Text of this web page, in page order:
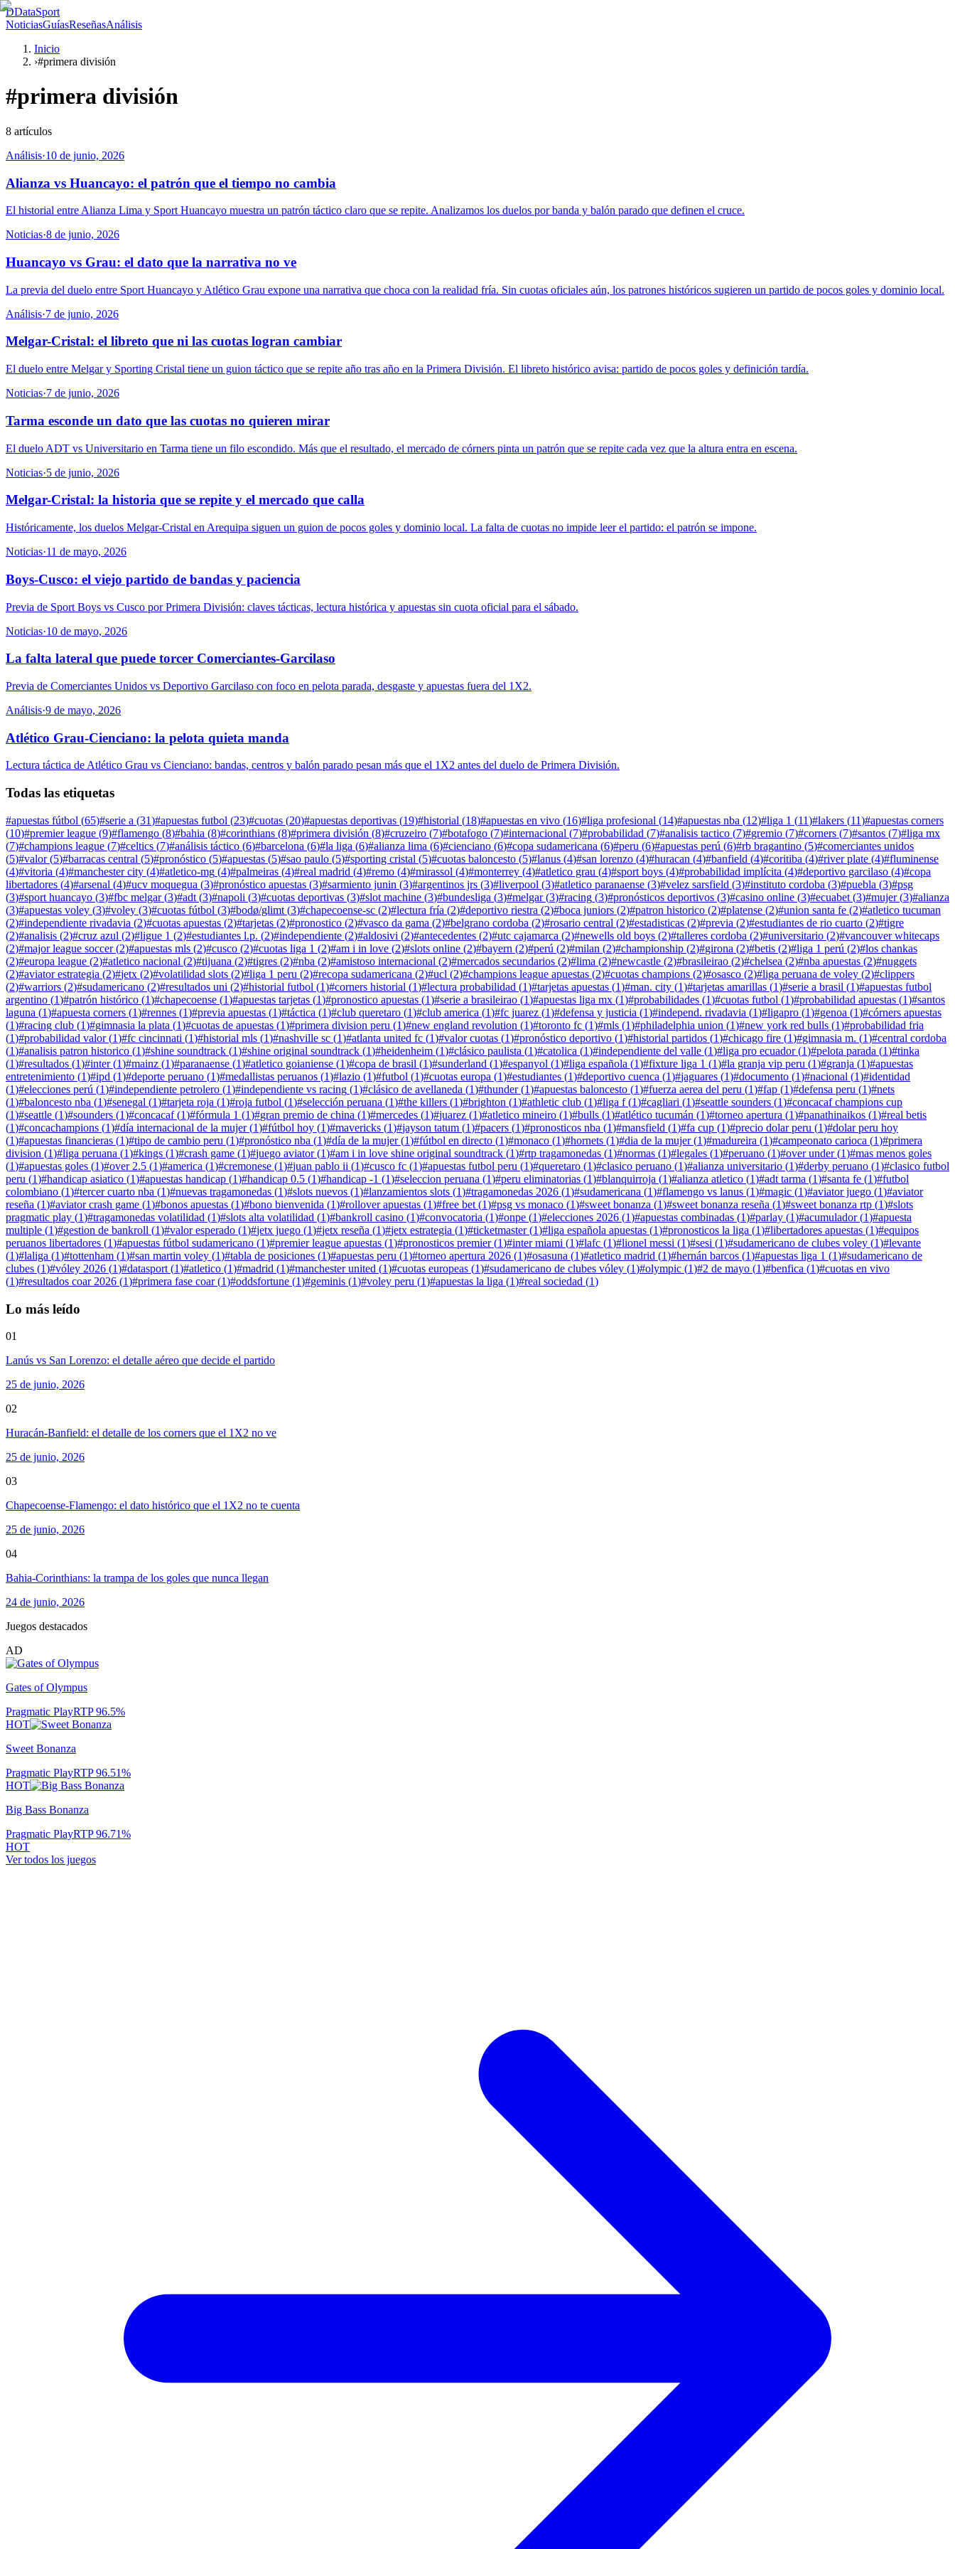
DDataSport
NoticiasGuíasReseñasAnálisis
Inicio
›#primera división
#primera división
8 artículos
Análisis·10 de junio, 2026
Alianza vs Huancayo: el patrón que el tiempo no cambia
El historial entre Alianza Lima y Sport Huancayo muestra un patrón táctico claro que se repite. Analizamos los duelos por banda y balón parado que definen el cruce.
Noticias·8 de junio, 2026
Huancayo vs Grau: el dato que la narrativa no ve
La previa del duelo entre Sport Huancayo y Atlético Grau expone una narrativa que choca con la realidad fría. Sin cuotas oficiales aún, los patrones históricos sugieren un partido de pocos goles y dominio local.
Análisis·7 de junio, 2026
Melgar-Cristal: el libreto que ni las cuotas logran cambiar
El duelo entre Melgar y Sporting Cristal tiene un guion táctico que se repite año tras año en la Primera División. El libreto histórico avisa: partido de pocos goles y definición tardía.
Noticias·7 de junio, 2026
Tarma esconde un dato que las cuotas no quieren mirar
El duelo ADT vs Universitario en Tarma tiene un filo escondido. Más que el resultado, el mercado de córners pinta un patrón que se repite cada vez que la altura entra en escena.
Noticias·5 de junio, 2026
Melgar-Cristal: la historia que se repite y el mercado que calla
Históricamente, los duelos Melgar-Cristal en Arequipa siguen un guion de pocos goles y dominio local. La falta de cuotas no impide leer el partido: el patrón se impone.
Noticias·11 de mayo, 2026
Boys-Cusco: el viejo partido de bandas y paciencia
Previa de Sport Boys vs Cusco por Primera División: claves tácticas, lectura histórica y apuestas sin cuota oficial para el sábado.
Noticias·10 de mayo, 2026
La falta lateral que puede torcer Comerciantes-Garcilaso
Previa de Comerciantes Unidos vs Deportivo Garcilaso con foco en pelota parada, desgaste y apuestas fuera del 1X2.
Análisis·9 de mayo, 2026
Atlético Grau-Cienciano: la pelota quieta manda
Lectura táctica de Atlético Grau vs Cienciano: bandas, centros y balón parado pesan más que el 1X2 antes del duelo de Primera División.
Todas las etiquetas
#apuestas fútbol (65)#serie a (31)#apuestas futbol (23)#cuotas (20)#apuestas deportivas (19)#historial (18)#apuestas en vivo (16)#liga profesional (14)#apuestas nba (12)#liga 1 (11)#lakers (11)#apuestas corners
(10)#premier league (9)#flamengo (8)#bahia (8)#corinthians (8)#primera división (8)#cruzeiro (7)#botafogo (7)#internacional (7)#probabilidad (7)#analisis tactico (7)#gremio (7)#corners (7)#santos (7)#liga mx
(7)#champions league (7)#celtics (7)#análisis táctico (6)#barcelona (6)#la liga (6)#alianza lima (6)#cienciano (6)#copa sudamericana (6)#peru (6)#apuestas perú (6)#rb bragantino (5)#comerciantes unidos
(5)#valor(5)#barracas central (5)#pronóstico (5)#apuestas (5)#sao paulo (5)#sporting cristal (5)#cuotas baloncesto (5)#lanus (4)#san lorenzo (4)#huracan (4)#banfield (4)#coritiba (4)#river plate (4)#fluminense
(4)#vitoria (4)#manchester city (4)#atletico-mg (4)#palmeiras (4)#real madrid (4)#remo (4)#mirassol (4)#monterrey (4)#atletico grau (4)#sport boys (4)#probabilidad implícita (4)#deportivo garcilaso (4)#copa
libertadores (4)#arsenal (4)#ucv moquegua (3)#pronóstico apuestas (3)#sarmiento junin (3)#argentinos jrs (3)#liverpool (3)#atletico paranaense (3)#velez sarsfield (3)#instituto cordoba (3)#puebla (3)#psg
(3)#sport huancayo (3)#fbc melgar(3)#adt (3)#napoli (3)#cuotas deportivas (3)#slot machine (3)#bundesliga (3)#melgar(3)#racing (3)#pronósticos deportivos (3)#casino online (3)#ecuabet (3)#mujer(3)#alianza
(3)#apuestas voley (3)#voley (3)#cuotas fútbol (3)#bodø/glimt (3)#chapecoense-sc (2)#lectura fría (2)#deportivo riestra (2)#boca juniors (2)#patron historico (2)#platense (2)#union santa fe (2)#atletico tucuman
(2)#independiente rivadavia (2)#cuotas apuestas (2)#tarjetas (2)#pronostico (2)#vasco da gama (2)#belgrano cordoba (2)#rosario central (2)#estadisticas (2)#previa (2)#estudiantes de rio cuarto (2)#tigre
(2)#analisis (2)#cruz azul (2)#ligue 1 (2)#estudiantes l.p. (2)#independiente (2)#aldosivi (2)#antecedentes (2)#utc cajamarca (2)#newells old boys (2)#talleres cordoba (2)#universitario (2)#vancouver whitecaps
(2)#major league soccer(2)#apuestas mls (2)#cusco (2)#cuotas liga 1 (2)#am i in love (2)#slots online (2)#bayern (2)#perú (2)#milan (2)#championship (2)#girona (2)#betis (2)#liga 1 perú (2)#los chankas
(2)#europa league (2)#atletico nacional (2)#tijuana (2)#tigres (2)#nba (2)#amistoso internacional (2)#mercados secundarios (2)#lima (2)#newcastle (2)#brasileirao (2)#chelsea (2)#nba apuestas (2)#nuggets
(2)#aviator estrategia (2)#jetx (2)#volatilidad slots (2)#liga 1 peru (2)#recopa sudamericana (2)#ucl (2)#champions league apuestas (2)#cuotas champions (2)#osasco (2)#liga peruana de voley (2)#clippers
(2)#warriors (2)#sudamericano (2)#resultados uni (2)#historial futbol (1)#corners historial (1)#lectura probabilidad (1)#tarjetas apuestas (1)#man. city (1)#tarjetas amarillas (1)#serie a brasil (1)#apuestas futbol
argentino (1)#patrón histórico (1)#chapecoense (1)#apuestas tarjetas (1)#pronostico apuestas (1)#serie a brasileirao (1)#apuestas liga mx (1)#probabilidades (1)#cuotas futbol (1)#probabilidad apuestas (1)#santos
laguna (1)#apuesta corners (1)#rennes (1)#previa apuestas (1)#táctica (1)#club queretaro (1)#club america (1)#fc juarez (1)#defensa y justicia (1)#independ. rivadavia (1)#ligapro (1)#genoa (1)#córners apuestas
(1)#racing club (1)#gimnasia la plata (1)#cuotas de apuestas (1)#primera division peru (1)#new england revolution (1)#toronto fc (1)#mls (1)#philadelphia union (1)#new york red bulls (1)#probabilidad fria
(1)#probabilidad valor(1)#fc cincinnati (1)#historial mls (1)#nashville sc (1)#atlanta united fc (1)#valor cuotas (1)#pronóstico deportivo (1)#historial partidos (1)#chicago fire (1)#gimnasia m. (1)#central cordoba
(1)#analisis patron historico (1)#shine soundtrack (1)#shine original soundtrack (1)#heidenheim (1)#clásico paulista (1)#catolica (1)#independiente del valle (1)#liga pro ecuador(1)#pelota parada (1)#tinka
(1)#resultados (1)#inter(1)#mainz (1)#paranaense (1)#atletico goianiense (1)#copa de brasil (1)#sunderland (1)#espanyol (1)#liga española (1)#fixture liga 1 (1)#la granja vip peru (1)#granja (1)#apuestas
entretenimiento (1)#ipd (1)#deporte peruano (1)#medallistas peruanos (1)#lazio (1)#futbol (1)#cuotas europa (1)#estudiantes (1)#deportivo cuenca (1)#jaguares (1)#documento (1)#nacional (1)#identidad
(1)#elecciones perú (1)#independiente petrolero (1)#independiente vs racing (1)#clásico de avellaneda (1)#thunder(1)#apuestas baloncesto (1)#fuerza aerea del peru (1)#fap (1)#defensa peru (1)#nets
(1)#baloncesto nba (1)#senegal (1)#tarjeta roja (1)#roja futbol (1)#selección peruana (1)#the killers (1)#brighton (1)#athletic club (1)#liga f(1)#cagliari (1)#seattle sounders (1)#concacaf champions cup
(1)#seattle (1)#sounders (1)#concacaf(1)#fórmula 1 (1)#gran premio de china (1)#mercedes (1)#juarez (1)#atletico mineiro (1)#bulls (1)#atlético tucumán (1)#torneo apertura (1)#panathinaikos (1)#real betis
(1)#concachampions (1)#día internacional de la mujer(1)#fútbol hoy (1)#mavericks (1)#jayson tatum (1)#pacers (1)#pronosticos nba (1)#mansfield (1)#fa cup (1)#precio dolar peru (1)#dolar peru hoy
(1)#apuestas financieras (1)#tipo de cambio peru (1)#pronóstico nba (1)#día de la mujer(1)#fútbol en directo (1)#monaco (1)#hornets (1)#dia de la mujer(1)#madureira (1)#campeonato carioca (1)#primera
division (1)#liga peruana (1)#kings (1)#crash game (1)#juego aviator(1)#am i in love shine original soundtrack (1)#rtp tragamonedas (1)#normas (1)#legales (1)#peruano (1)#over under(1)#mas menos goles
(1)#apuestas goles (1)#over 2.5 (1)#america (1)#cremonese (1)#juan pablo ii (1)#cusco fc (1)#apuestas futbol peru (1)#queretaro (1)#clasico peruano (1)#alianza universitario (1)#derby peruano (1)#clasico futbol
peru (1)#handicap asiatico (1)#apuestas handicap (1)#handicap 0.5 (1)#handicap -1 (1)#seleccion peruana (1)#peru eliminatorias (1)#blanquirroja (1)#alianza atletico (1)#adt tarma (1)#santa fe (1)#futbol
colombiano (1)#tercer cuarto nba (1)#nuevas tragamonedas (1)#slots nuevos (1)#lanzamientos slots (1)#tragamonedas 2026 (1)#sudamericana (1)#flamengo vs lanus (1)#magic (1)#aviator juego (1)#aviator
reseña (1)#aviator crash game (1)#bonos apuestas (1)#bono bienvenida (1)#rollover apuestas (1)#free bet (1)#psg vs monaco (1)#sweet bonanza (1)#sweet bonanza reseña (1)#sweet bonanza rtp (1)#slots
pragmatic play (1)#tragamonedas volatilidad (1)#slots alta volatilidad (1)#bankroll casino (1)#convocatoria (1)#onpe (1)#elecciones 2026 (1)#apuestas combinadas (1)#parlay (1)#acumulador(1)#apuesta
multiple (1)#gestion de bankroll (1)#valor esperado (1)#jetx juego (1)#jetx reseña (1)#jetx estrategia (1)#ticketmaster(1)#liga española apuestas (1)#pronosticos la liga (1)#libertadores apuestas (1)#equipos
peruanos libertadores (1)#apuestas fútbol sudamericano (1)#premier league apuestas (1)#pronosticos premier(1)#inter miami (1)#lafc (1)#lionel messi (1)#sesi (1)#sudamericano de clubes voley (1)#levante
(1)#laliga (1)#tottenham (1)#san martin voley (1)#tabla de posiciones (1)#apuestas peru (1)#torneo apertura 2026 (1)#osasuna (1)#atletico madrid (1)#hernán barcos (1)#apuestas liga 1 (1)#sudamericano de
clubes (1)#vóley 2026 (1)#datasport (1)#atletico (1)#madrid (1)#manchester united (1)#cuotas europeas (1)#sudamericano de clubes vóley (1)#olympic (1)#2 de mayo (1)#benfica (1)#cuotas en vivo
(1)#resultados coar 2026 (1)#primera fase coar(1)#oddsfortune (1)#geminis (1)#voley peru (1)#apuestas la liga (1)#real sociedad (1)
Lo más leído
01
Lanús vs San Lorenzo: el detalle aéreo que decide el partido
25 de junio, 2026
02
Huracán-Banfield: el detalle de los corners que el 1X2 no ve
25 de junio, 2026
03
Chapecoense-Flamengo: el dato histórico que el 1X2 no te cuenta
25 de junio, 2026
04
Bahia-Corinthians: la trampa de los goles que nunca llegan
24 de junio, 2026
Juegos destacados
AD
Gates of Olympus
Pragmatic PlayRTP96.5%
HOT
Sweet Bonanza
Pragmatic PlayRTP96.51%
HOT
Big Bass Bonanza
Pragmatic PlayRTP96.71%
HOT
Ver todos los juegos